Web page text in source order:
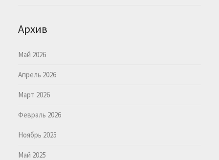
Архив
Май 2026
Апрель 2026
Март 2026
Февраль 2026
Ноябрь 2025
Май 2025